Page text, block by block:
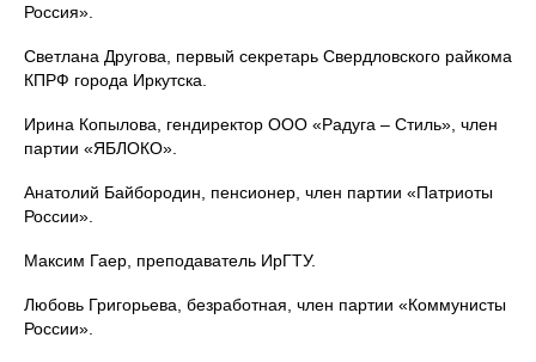
Россия».
Светлана Другова, первый секретарь Свердловского райкома
КПРФ города Иркутска.
Ирина Копылова, гендиректор ООО «Радуга – Стиль», член
партии «ЯБЛОКО».
Анатолий Байбородин, пенсионер, член партии «Патриоты
России».
Максим Гаер, преподаватель ИрГТУ.
Любовь Григорьева, безработная, член партии «Коммунисты
России».